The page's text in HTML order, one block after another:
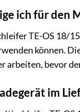
ich für den
TE-OS 18/
können.
arbeiten, bevor
im